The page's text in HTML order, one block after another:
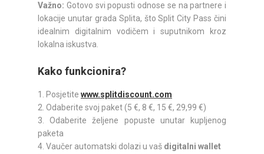
Važno: Gotovo svi popusti odnose se na partnere i
lokacije unutar grada Splita, što Split City Pass čini
idealnim digitalnim vodičem i suputnikom kroz
lokalna iskustva.
Kako funkcionira?
1. Posjetite www.splitdiscount.com
2. Odaberite svoj paket (5 €, 8 €, 15 €, 29,99 €)
3. Odaberite željene popuste unutar kupljenog
paketa
4. Vaučer automatski dolazi u vaš digitalni wallet